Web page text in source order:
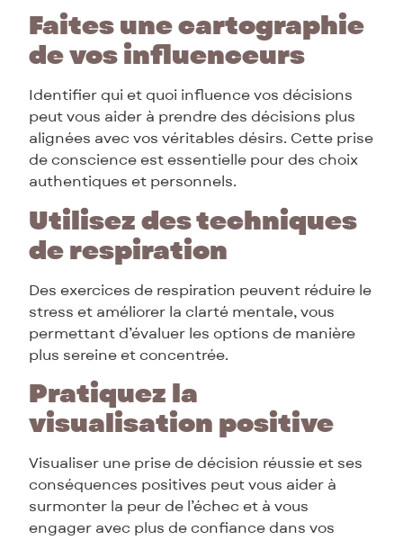
Faites une cartographie
de vos influenceurs
Identifier qui et quoi influence vos décisions
peut vous aider à prendre des décisions plus
alignées avec vos véritables désirs. Cette prise
de conscience est essentielle pour des choix
authentiques et personnels.
Utilisez des techniques
de respiration
Des exercices de respiration peuvent réduire le
stress et améliorer la clarté mentale, vous
permettant d’évaluer les options de manière
plus sereine et concentrée.
Pratiquez la
visualisation positive
Visualiser une prise de décision réussie et ses
conséquences positives peut vous aider à
surmonter la peur de l’échec et à vous
engager avec plus de confiance dans vos